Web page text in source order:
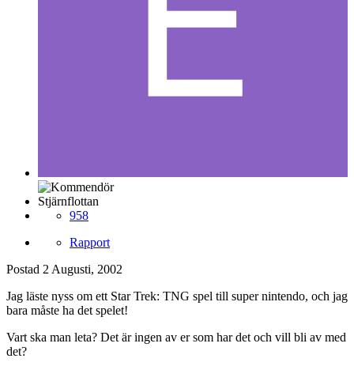
Stjärnflottan
958
Rapport
Postad 2 Augusti, 2002
Jag läste nyss om ett Star Trek: TNG spel till super nintendo, och jag
bara måste ha det spelet!
Vart ska man leta? Det är ingen av er som har det och vill bli av med
det?